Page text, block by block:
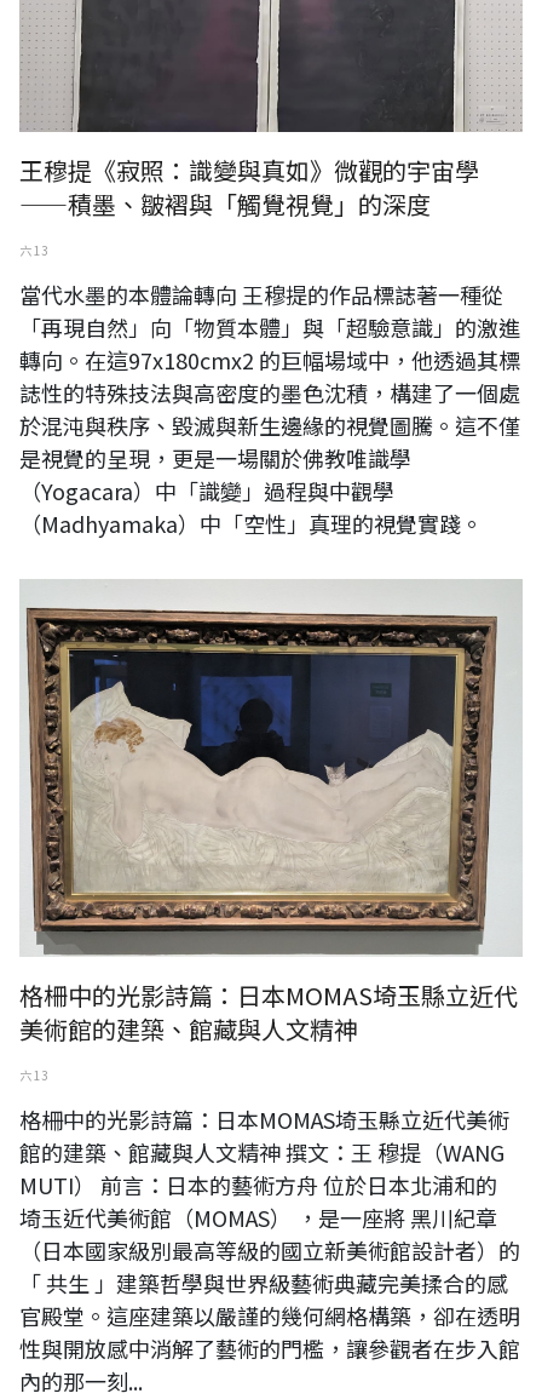
王穆提《寂照：識變與真如》微觀的宇宙學
——積墨、皺褶與「觸覺視覺」的深度
六 13
當代水墨的本體論轉向 王穆提的作品標誌著一種從
「再現自然」向「物質本體」與「超驗意識」的激進
轉向。在這97x180cmx2 的巨幅場域中，他透過其標
誌性的特殊技法與高密度的墨色沈積，構建了一個處
於混沌與秩序、毀滅與新生邊緣的視覺圖騰。這不僅
是視覺的呈現，更是一場關於佛教唯識學
（Yogacara）中「識變」過程與中觀學
（Madhyamaka）中「空性」真理的視覺實踐。
格柵中的光影詩篇：日本MOMAS埼玉縣立近代
美術館的建築、館藏與人文精神
六 13
格柵中的光影詩篇：日本MOMAS埼玉縣立近代美術
館的建築、館藏與人文精神 撰文：王 穆提（WANG
MUTI） 前言：日本的藝術方舟 位於日本北浦和的
埼玉近代美術館（MOMAS） ，是一座將 黑川紀章
（日本國家級別最高等級的國立新美術館設計者）的
「 共生 」建築哲學與世界級藝術典藏完美揉合的感
官殿堂。這座建築以嚴謹的幾何網格構築，卻在透明
性與開放感中消解了藝術的門檻，讓參觀者在步入館
內的那一刻...